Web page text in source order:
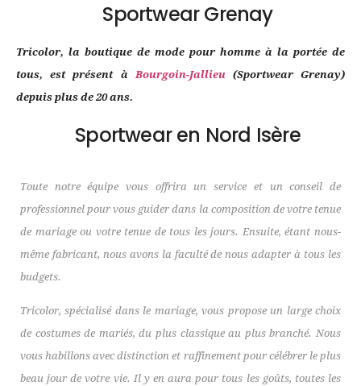
Sportwear en Nord Isère
Toute notre équipe vous offrira un service et un conseil de
professionnel pour vous guider dans la composition de votre tenue
de mariage ou votre tenue de tous les jours. Ensuite, étant nous-
même fabricant, nous avons la faculté de nous adapter à tous les
budgets.
Tricolor, spécialisé dans le mariage, vous propose un large choix
de costumes de mariés, du plus classique au plus branché. Nous
vous habillons avec distinction et raffinement pour célébrer le plus
beau jour de votre vie. Il y en aura pour tous les goûts, toutes les
Sportwear Grenay
Tricolor, la boutique de mode pour homme à la portée de
tous, est présent àBourgoin-Jallieu(Sportwear Grenay)
depuis plus de 20 ans.